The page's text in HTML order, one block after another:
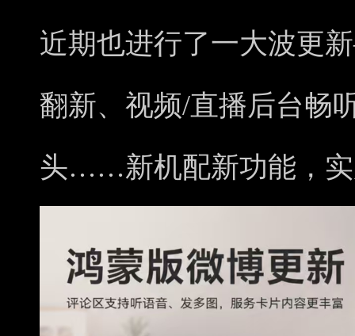
近期也进行了一大波更
翻新、视频/直播后台畅
头……新机配新功能，实